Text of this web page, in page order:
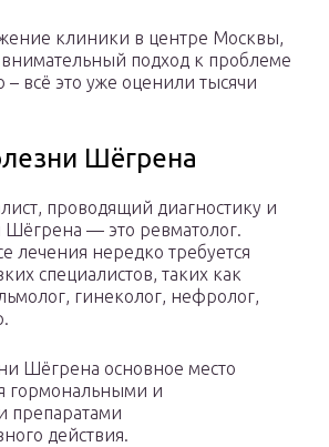
клиники в центре Москвы,
подход к проблеме
– всё это уже оценили тысячи
Шёгрена
проводящий диагностику и
Шёгрена — это ревматолог.
лечения нередко требуется
специалистов, таких как
гинеколог, нефролог,
Шёгрена основное место
гормональными и
препаратами
действия.